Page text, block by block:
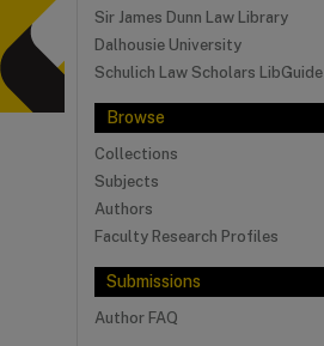
Sir James Dunn Law Library
Dalhousie University
Schulich Law Scholars LibGuide
Browse
Collections
Subjects
Authors
Faculty Research Profiles
Submissions
Author FAQ